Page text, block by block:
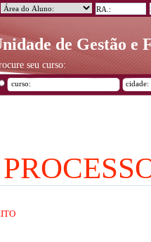
de Gestão e
seu curso: